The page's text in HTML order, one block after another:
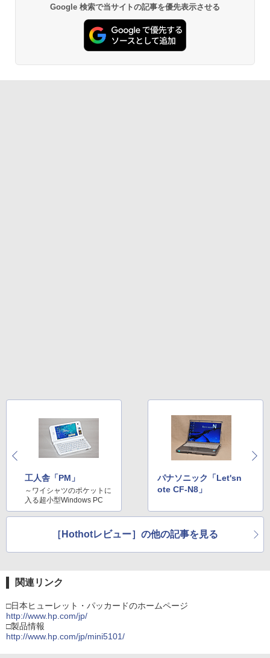
Google 検索で当サイトの記事を優先表示させる
工人舎「PM」
～ワイシャツのポケットに
入る超小型Windows PC
パナソニック「Let'sn
ote CF-N8」
［Hothotレビュー］の他の記事を見る
関連リンク
□日本ヒューレット・パッカードのホームページ
http://www.hp.com/jp/
□製品情報
http://www.hp.com/jp/mini5101/